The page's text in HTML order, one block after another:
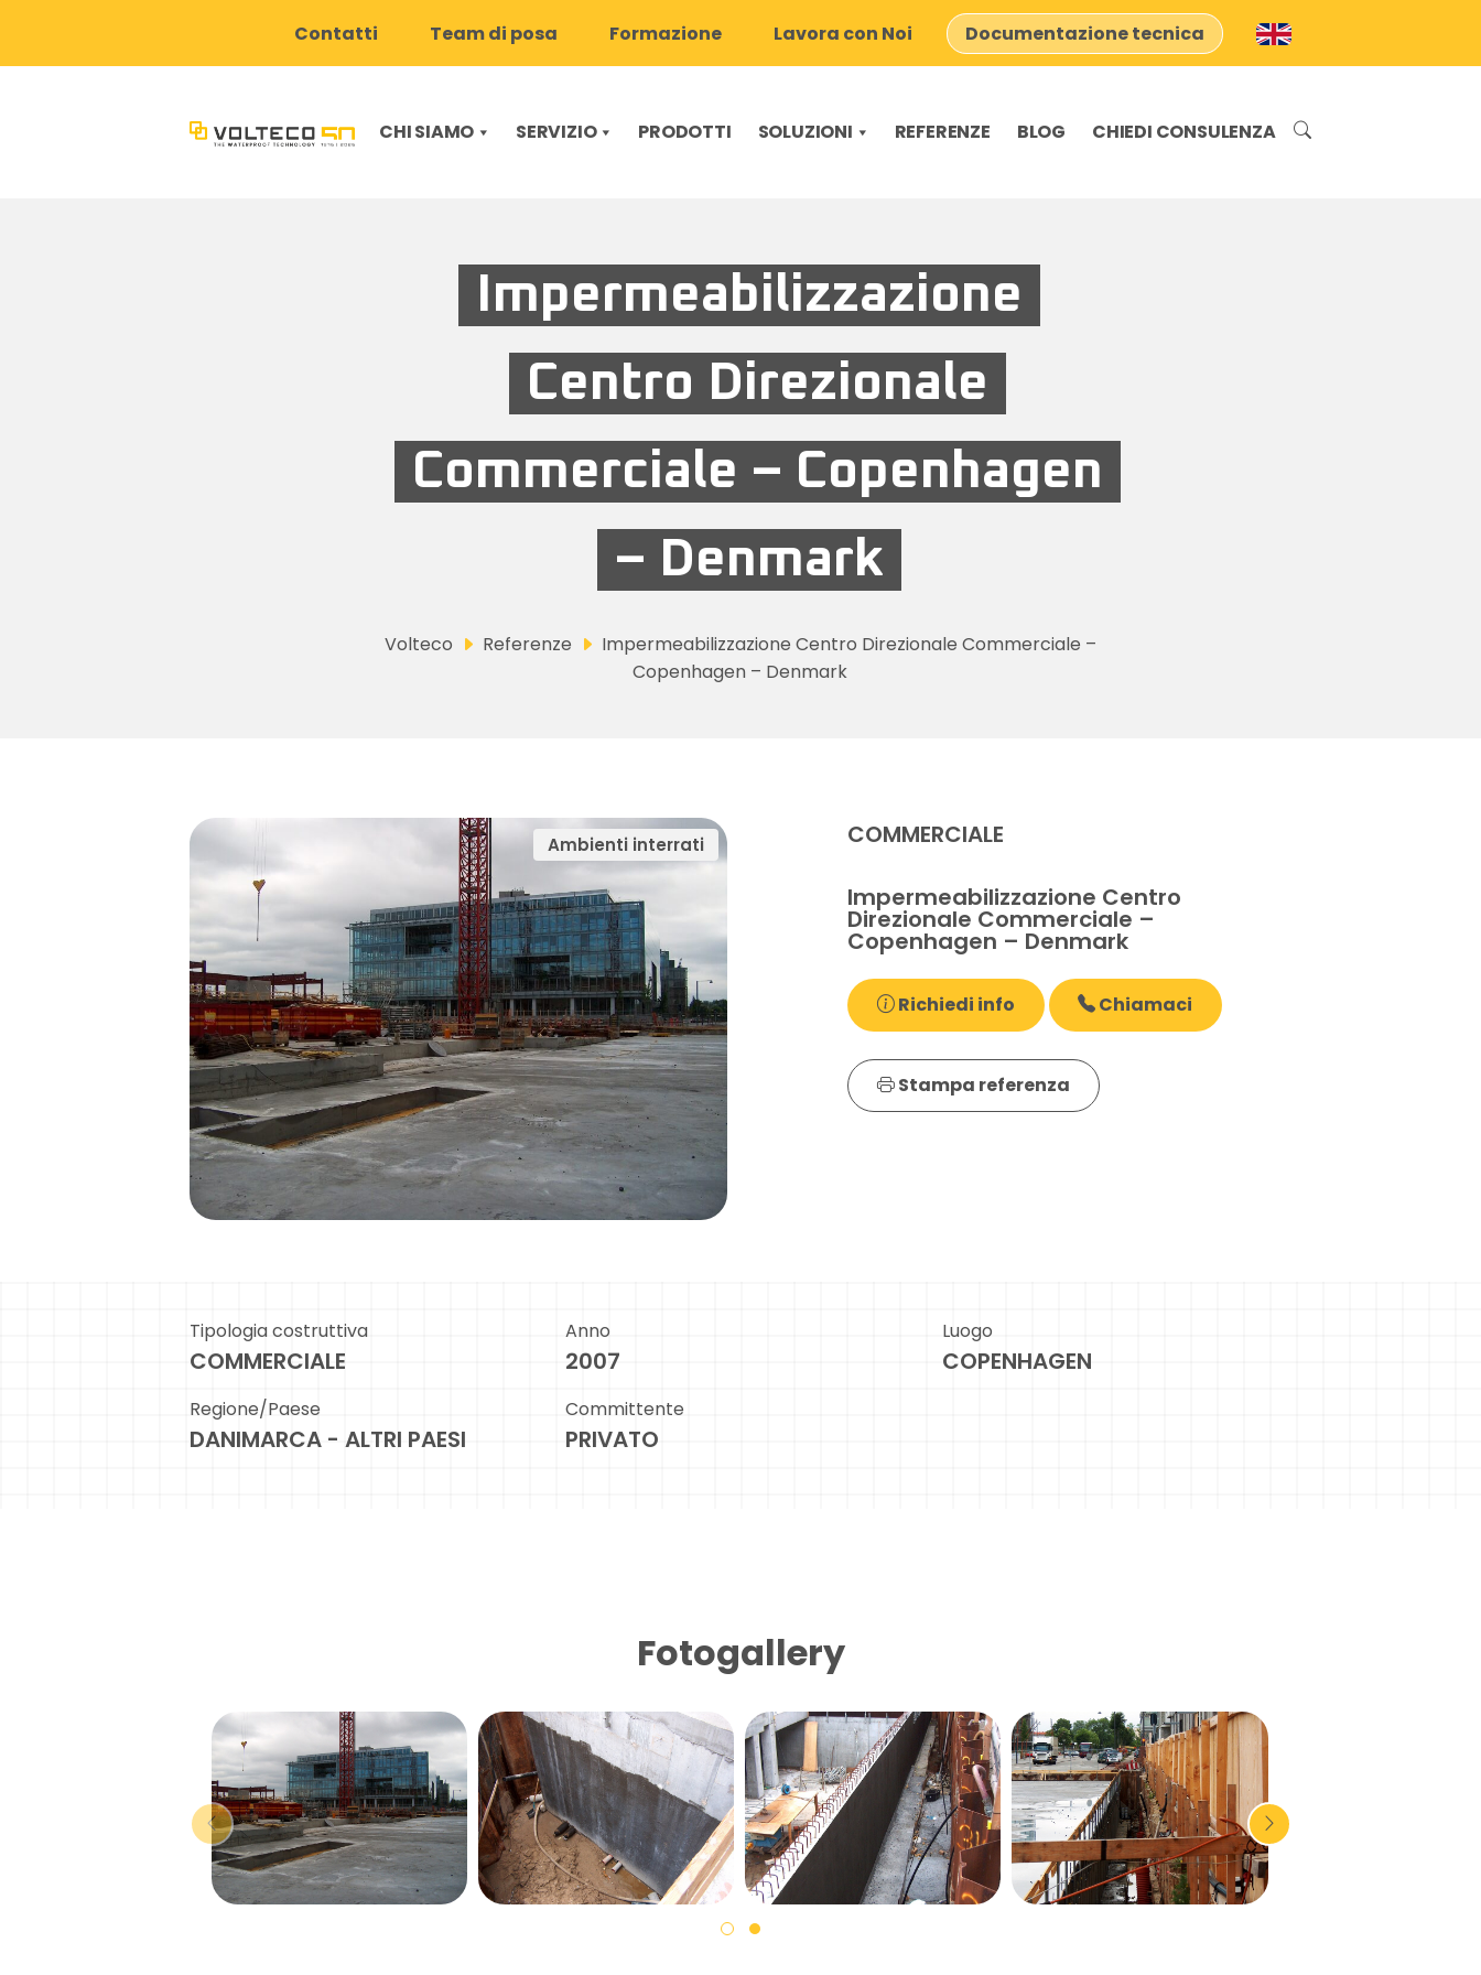
Contatti Team di posa Formazione Lavora con Noi Documentazione tecnica
CHI SIAMO SERVIZIO PRODOTTI SOLUZIONI REFERENZE BLOG CHIEDI CONSULENZA
Impermeabilizzazione
Centro Direzionale
Commerciale – Copenhagen
– Denmark
Volteco Referenze
Impermeabilizzazione Centro Direzionale Commerciale –
Copenhagen – Denmark
Ambienti interrati COMMERCIALE
Impermeabilizzazione Centro
Direzionale Commerciale –
Copenhagen – Denmark
Richiedi info Chiamaci
Stampa referenza
Tipologia costruttiva
COMMERCIALE
Anno
2007
Luogo
COPENHAGEN
Regione/Paese
DANIMARCA - ALTRI PAESI
Committente
PRIVATO
Fotogallery